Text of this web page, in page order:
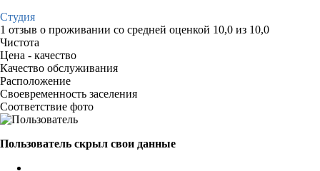
Студия
1 отзыв о проживании со средней оценкой 10,0 из 10,0
Чистота
Цена - качество
Качество обслуживания
Расположение
Своевременность заселения
Соответствие фото
Пользователь скрыл свои данные